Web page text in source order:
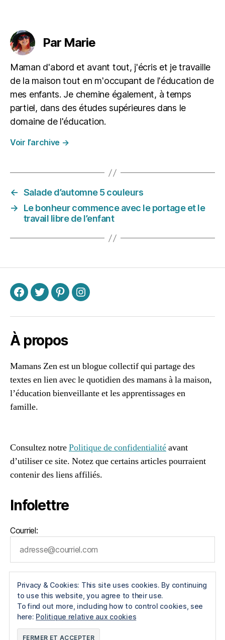
n
e,
d
e
si
n ,
H
al
w
n,
u
x
Par Marie
Maman d'abord et avant tout, j'écris et je travaille
de la maison tout en m'occupant de l'éducation de
mes enfants. Je chemine également, à temps
partiel, dans des études supérieures dans le
domaine de l'éducation.
Voir l’archive →
← Salade d’automne 5 couleurs
→
Le bonheur commence avec le portage et le
travail libre de l’enfant
F T P I
À propos
Mamans Zen est un blogue collectif qui partage des
textes en lien avec le quotidien des mamans à la maison,
l’éducation bienveillante et les apprentissages en
famille.
Consultez notrePolitique de confidentialitéavant
d’utiliser ce site. Notez que certains articles pourraient
contenir des liens affiliés.
Infolettre
Courriel:
Privacy & Cookies: This site uses cookies. By continuing
to use this website, you agree to their use.
To find out more, including how to control cookies, see
here: Politique relative aux cookies